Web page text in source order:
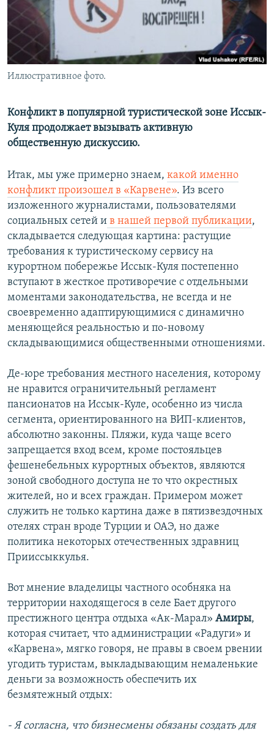
Иллюстративное фото.
Конфликт в популярной туристической зоне Иссык-
Куля продолжает вызывать активную
общественную дискуссию.
Итак, мы уже примерно знаем, какой именно
конфликт произошел в «Карвене». Из всего
изложенного журналистами, пользователями
социальных сетей и в нашей первой публикации,
складывается следующая картина: растущие
требования к туристическому сервису на
курортном побережье Иссык-Куля постепенно
вступают в жесткое противоречие с отдельными
моментами законодательства, не всегда и не
своевременно адаптирующимися с динамично
меняющейся реальностью и по-новому
складывающимися общественными отношениями.
Де-юре требования местного населения, которому
не нравится ограничительный регламент
пансионатов на Иссык-Куле, особенно из числа
сегмента, ориентированного на ВИП-клиентов,
абсолютно законны. Пляжи, куда чаще всего
запрещается вход всем, кроме постояльцев
фешенебельных курортных объектов, являются
зоной свободного доступа не то что окрестных
жителей, но и всех граждан. Примером может
служить не только картина даже в пятизвездочных
отелях стран вроде Турции и ОАЭ, но даже
политика некоторых отечественных здравниц
Прииссыккулья.
Вот мнение владелицы частного особняка на
территории находящегося в селе Бает другого
престижного центра отдыха «Ак-Марал» Амиры,
которая считает, что администрации «Радуги» и
«Карвена», мягко говоря, не правы в своем рвении
угодить туристам, выкладывающим немаленькие
деньги за возможность обеспечить их
безмятежный отдых:
- Я согласна, что бизнесмены обязаны создать для